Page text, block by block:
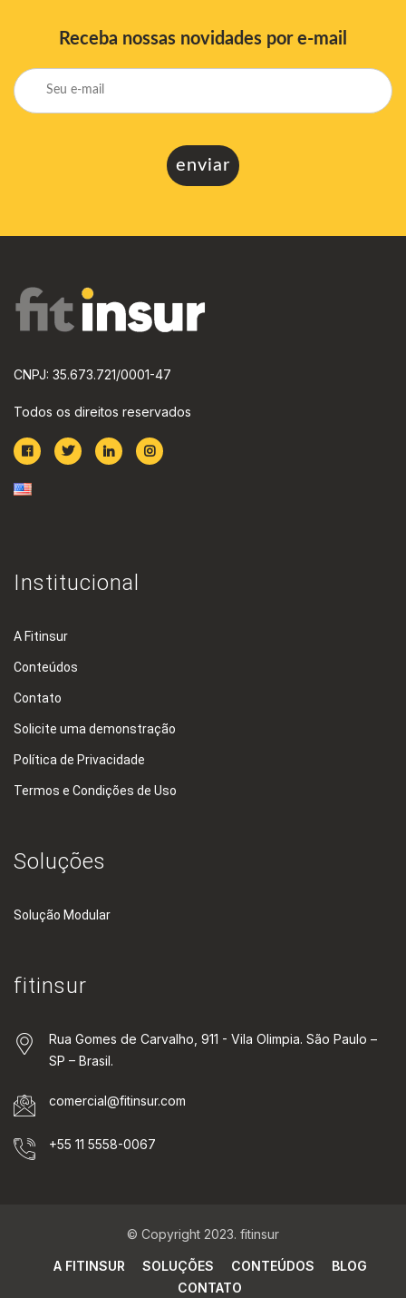
Receba nossas novidades por e-mail
CNPJ: 35.673.721/0001-47
Todos os direitos reservados
Institucional
A Fitinsur
Conteúdos
Contato
Solicite uma demonstração
Política de Privacidade
Termos e Condições de Uso
Soluções
Solução Modular
fitinsur
Rua Gomes de Carvalho, 911 - Vila Olimpia. São Paulo –
SP – Brasil.
comercial@fitinsur.com
+55 11 5558-0067
© Copyright 2023. fitinsur
A FITINSUR SOLUÇÕES CONTEÚDOS
BLOG
CONTATO